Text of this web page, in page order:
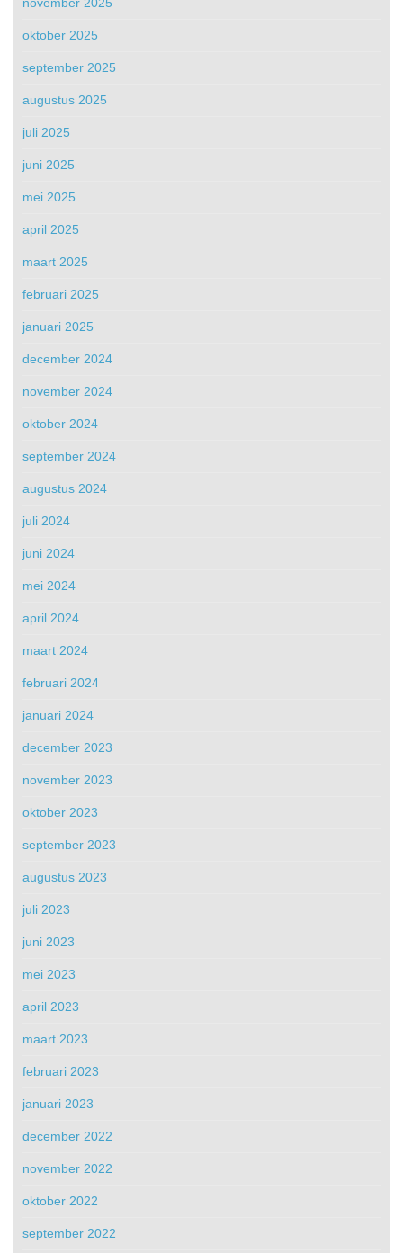
oktober 2025
september 2025
augustus 2025
juli 2025
juni 2025
mei 2025
april 2025
maart 2025
februari 2025
januari 2025
december 2024
november 2024
oktober 2024
september 2024
augustus 2024
juli 2024
juni 2024
mei 2024
april 2024
maart 2024
februari 2024
januari 2024
december 2023
november 2023
oktober 2023
september 2023
augustus 2023
juli 2023
juni 2023
mei 2023
april 2023
maart 2023
februari 2023
januari 2023
december 2022
november 2022
oktober 2022
september 2022